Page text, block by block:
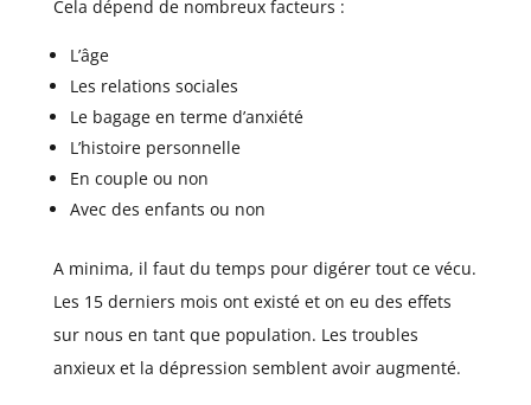
Cela dépend de nombreux facteurs :
L’âge
Les relations sociales
Le bagage en terme d’anxiété
L’histoire personnelle
En couple ou non
Avec des enfants ou non
A minima, il faut du temps pour digérer tout ce vécu.
Les 15 derniers mois ont existé et on eu des effets
sur nous en tant que population. Les troubles
anxieux et la dépression semblent avoir augmenté.